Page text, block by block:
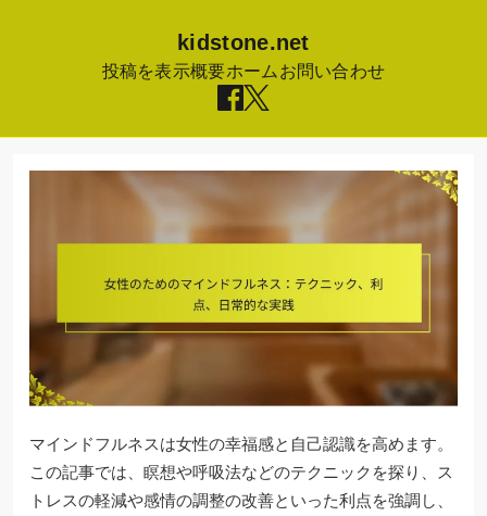
kidstone.net
投稿を表示概要ホーム お問い合わせ
マインドフルネスは女性の幸福感と自己認識を高めます。
この記事では、瞑想や呼吸法などのテクニックを探り、ス
トレスの軽減や感情の調整の改善といった利点を強調し、